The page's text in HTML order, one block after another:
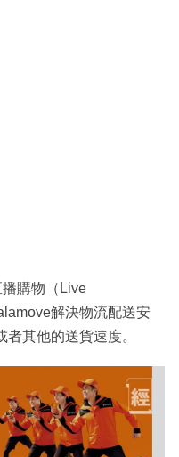
購物（Live
解決物流配送安
其他的送貨速度。